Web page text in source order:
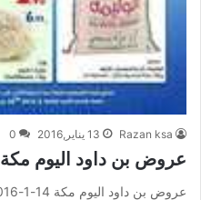
Razan ksa 13 يناير,2016 0
عروض بن داود اليوم مكة 14-1-2016